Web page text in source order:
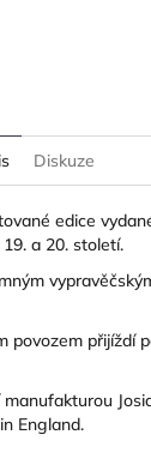
Diskuze
edice
a 20. století.
přijíždí
manufakturou
England.